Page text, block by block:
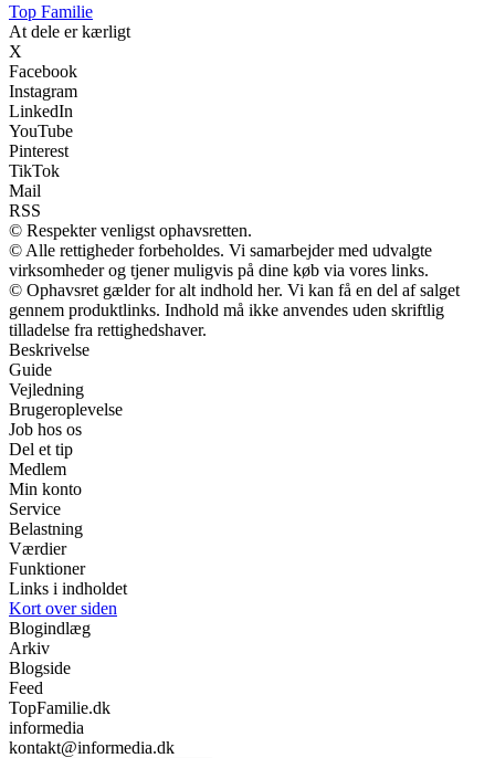
Top Familie
At dele er kærligt
X
Facebook
Instagram
LinkedIn
YouTube
Pinterest
TikTok
Mail
RSS
© Respekter venligst ophavsretten.
© Alle rettigheder forbeholdes. Vi samarbejder med udvalgte
virksomheder og tjener muligvis på dine køb via vores links.
© Ophavsret gælder for alt indhold her. Vi kan få en del af salget
gennem produktlinks. Indhold må ikke anvendes uden skriftlig
tilladelse fra rettighedshaver.
Beskrivelse
Guide
Vejledning
Brugeroplevelse
Job hos os
Del et tip
Medlem
Min konto
Service
Belastning
Værdier
Funktioner
Links i indholdet
Kort over siden
Blogindlæg
Arkiv
Blogside
Feed
TopFamilie.dk
informedia
kontakt@informedia.dk